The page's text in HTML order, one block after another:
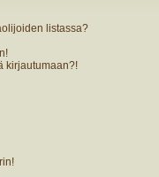
listassa?
kirjautumaan?!